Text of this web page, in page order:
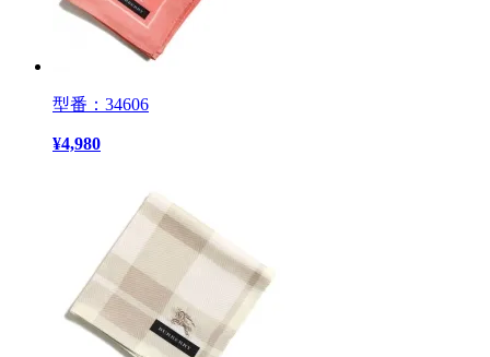
型番：34606
¥4,980